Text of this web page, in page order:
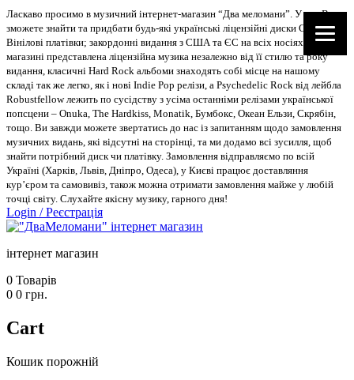
Ласкаво просимо в музичний інтернет-магазин “Два меломани”. У нас Ви
зможете знайти та придбати будь-які українські ліцензійні диски CD, DVD,
Вінілові платівки; закордонні видання з США та ЄС на всіх носіях. В
магазині представлена ліцензійна музика незалежно від її стилю та року
видання, класичні Hard Rock альбоми знаходять собі місце на нашому
складі так же легко, як і нові Indie Pop релізи, а Psychedelic Rock від лейбла
Robustfellow лежить по сусідству з усіма останніми релізами української
попсцени – Onuka, The Hardkiss, Monatik, Бумбокс, Океан Ельзи, Скрябін,
тощо. Ви завжди можете звертатись до нас із запитанням щодо замовлення
музичних видань, які відсутні на сторінці, та ми додамо всі зусилля, щоб
знайти потрібний диск чи платівку. Замовлення відправляємо по всій
Україні (Харків, Львів, Дніпро, Одеса), у Києві працює доставляння
кур’єром та самовивіз, також можна отримати замовлення майже у любій
точці світу. Слухайте якісну музику, гарного дня!
Login /Реєстрація
інтернет магазин
0 Товарів
0 0 грн.
Cart
Кошик порожній